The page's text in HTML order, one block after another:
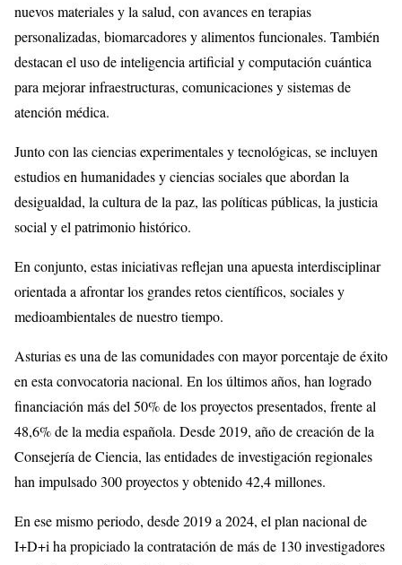
nuevos materiales y la salud, con avances en terapias
personalizadas, biomarcadores y alimentos funcionales. También
destacan el uso de inteligencia artificial y computación cuántica
para mejorar infraestructuras, comunicaciones y sistemas de
atención médica.
Junto con las ciencias experimentales y tecnológicas, se incluyen
estudios en humanidades y ciencias sociales que abordan la
desigualdad, la cultura de la paz, las políticas públicas, la justicia
social y el patrimonio histórico.
En conjunto, estas iniciativas reflejan una apuesta interdisciplinar
orientada a afrontar los grandes retos científicos, sociales y
medioambientales de nuestro tiempo.
Asturias es una de las comunidades con mayor porcentaje de éxito
en esta convocatoria nacional. En los últimos años, han logrado
financiación más del 50% de los proyectos presentados, frente al
48,6% de la media española. Desde 2019, año de creación de la
Consejería de Ciencia, las entidades de investigación regionales
han impulsado 300 proyectos y obtenido 42,4 millones.
En ese mismo periodo, desde 2019 a 2024, el plan nacional de
I+D+i ha propiciado la contratación de más de 130 investigadores